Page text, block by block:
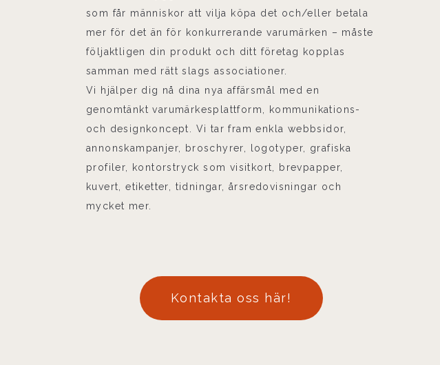
som får människor att vilja köpa det och/eller betala
mer för det än för konkurrerande varumärken – måste
följaktligen din produkt och ditt företag kopplas
samman med rätt slags associationer.
Vi hjälper dig nå dina nya affärsmål med en
genomtänkt varumärkesplattform, kommunikations-
och designkoncept. Vi tar fram enkla webbsidor,
annonskampanjer, broschyrer, logotyper, grafiska
profiler, kontorstryck som visitkort, brevpapper,
kuvert, etiketter, tidningar, årsredovisningar och
mycket mer.
Kontakta oss här!